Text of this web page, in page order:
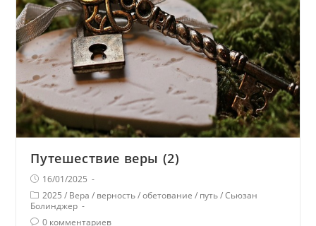
Путешествие веры (2)
16/01/2025
2025 / Вера / верность / обетование / путь / Сьюзан
Болинджер
0 комментариев